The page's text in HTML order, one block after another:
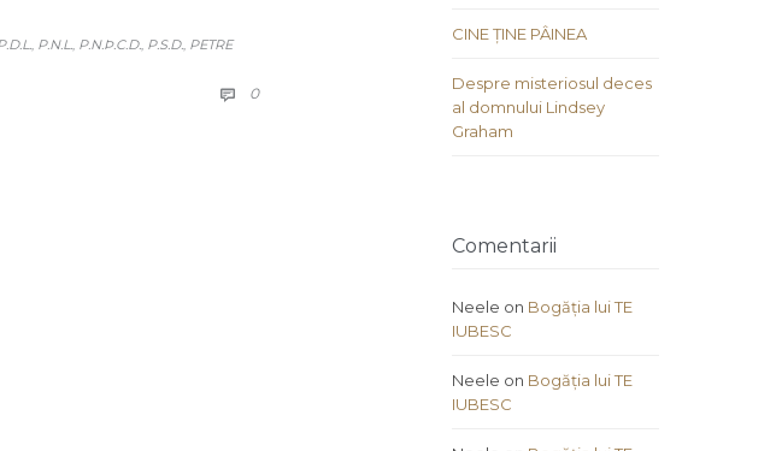
, P.N.L., P.N.Þ.C.D., P.S.D., PETRE
 0COMMENTS
CINE ȚINE PÂINEA
Despre misteriosul deces
al domnului Lindsey
Graham
Comentarii
Neele on Bogăția lui TE
IUBESC
Neele on Bogăția lui TE
IUBESC